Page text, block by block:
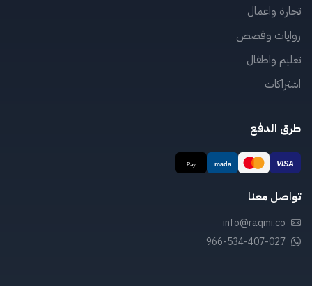
تجارة واعمال
روايات وقصص
تعليم واطفال
اشتراكات
طرق الدفع
تواصل معنا
info@raqmi.co
966-534-407-027